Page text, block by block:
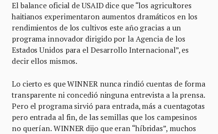
El balance oficial de USAID dice que “los agricultores
haitianos experimentaron aumentos dramáticos en los
rendimientos de los cultivos este año gracias a un
programa innovador dirigido por la Agencia de los
Estados Unidos para el Desarrollo Internacional”, es
decir ellos mismos.
Lo cierto es que WINNER nunca rindió cuentas de forma
transparente ni concedió ninguna entrevista a la prensa.
Pero el programa sirvió para entrada, más a cuentagotas
pero entrada al fin, de las semillas que los campesinos
no querían. WINNER dijo que eran “híbridas”, muchos